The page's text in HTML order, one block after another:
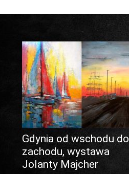
Gdynia od wschodu do
zachodu, wystawa
Jolanty Majcher